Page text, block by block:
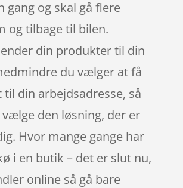
gang og skal gå flere
og tilbage til bilen.
din produkter til din
du vælger at få
til din arbejdsadresse, så
den løsning, der er
Hvor mange gange har
i en butik – det er slut nu,
online så gå bare